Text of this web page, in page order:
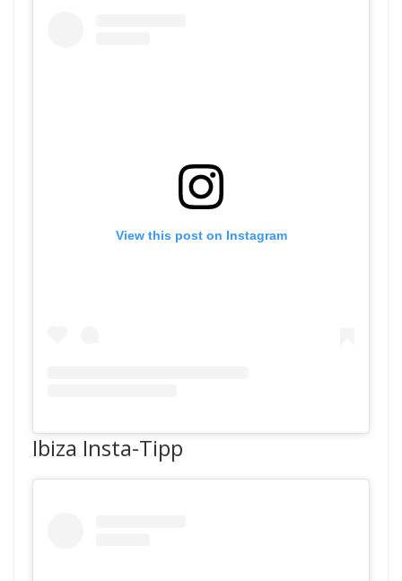
View this post on Instagram
Ibiza Insta-Tipp